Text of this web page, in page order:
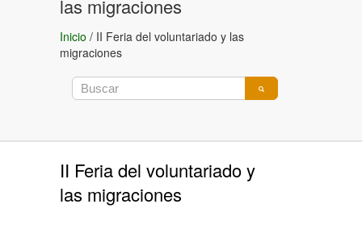
las migraciones
Inicio / II Feria del voluntariado y las
migraciones
II Feria del voluntariado y
las migraciones